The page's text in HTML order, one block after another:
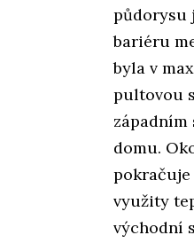
půdorysu
bariéru
byla v
pultovou
západním
domu.
pokračuje
využity
východní